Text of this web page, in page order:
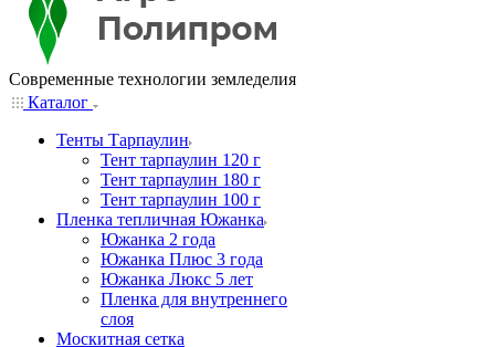
Современные технологии земледелия
Каталог
Тенты Тарпаулин
Тент тарпаулин 120 г
Тент тарпаулин 180 г
Тент тарпаулин 100 г
Пленка тепличная Южанка
Южанка 2 года
Южанка Плюс 3 года
Южанка Люкс 5 лет
Пленка для внутреннего
слоя
Москитная сетка